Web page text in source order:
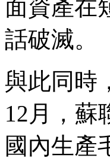
面資產在
話破滅。
與此同時
12月，蘇
國內生產